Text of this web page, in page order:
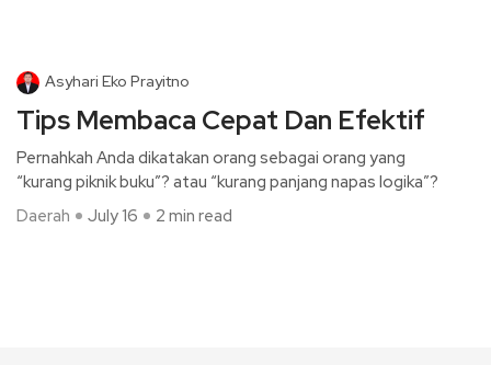
Asyhari Eko Prayitno
Tips Membaca Cepat Dan Efektif
Pernahkah Anda dikatakan orang sebagai orang yang
“kurang piknik buku”? atau “kurang panjang napas logika”?
Daerah
July 16 2 min read